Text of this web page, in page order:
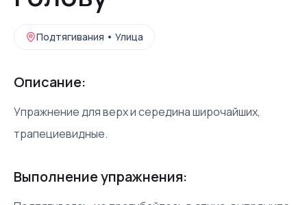
Подтягивания • Улица
Описание:
Упражнение для верх и середина широчайших,
трапециевидные.
Выполнение упражнения: